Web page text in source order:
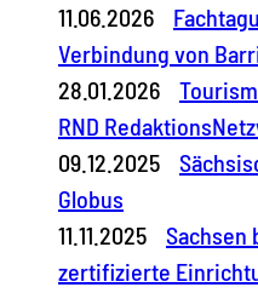
11.06.2026
Verbindung von
28.01.2026
RND
09.12.2025
Globus
11.11.2025
Sachsen
zertifizierte